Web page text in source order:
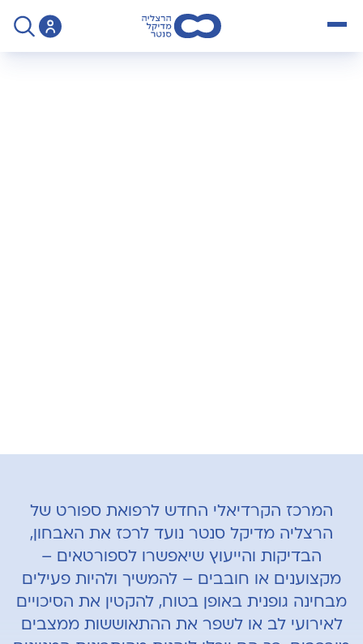
המרכז הקרדיאלי החדש לרפואת ספורט של
הרצליה מדיקל סנטר נועד לרכז את האבחון,
הבדיקות והייעוץ שיאפשרו לספורטאים –
מקצוענים או חובבים – להמשיך ולהיות פעילים
מבחינה גופנית באופן בטוח, להקטין את הסיכויים
לאירועי לב או לשפר את ההתאוששות ממצבים